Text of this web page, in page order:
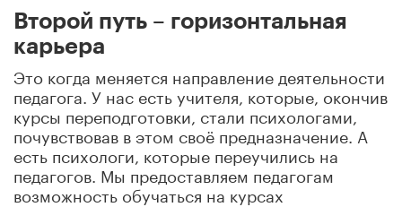
Второй путь – горизонтальная
карьера
Это когда меняется направление деятельности
педагога. У нас есть учителя, которые, окончив
курсы переподготовки, стали психологами,
почувствовав в этом своё предназначение. А
есть психологи, которые переучились на
педагогов. Мы предоставляем педагогам
возможность обучаться на курсах